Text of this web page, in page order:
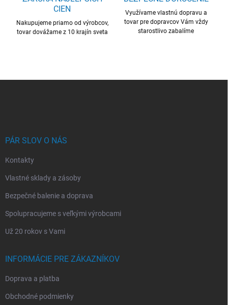
CIEN
Nakupujeme priamo od výrobcov,
tovar dovážame z 10 krajín sveta
Využívame vlastnú dopravu a
tovar pre dopravcov Vám vždy
starostlivo zabalíme
PÁR SLOV O NÁS
Kontakty
Vlastné sklady a zásoby
Bezpečné balenie a doprava
Spolupracujeme s veľkými výrobcami
Už 20 rokov s Vami
INFORMÁCIE PRE ZÁKAZNÍKOV
Doprava a platba
Obchodné podmienky